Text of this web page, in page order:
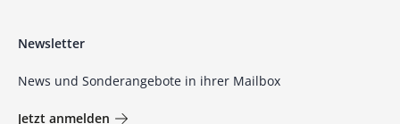
Newsletter
News und Sonderangebote in ihrer Mailbox
Jetzt anmelden